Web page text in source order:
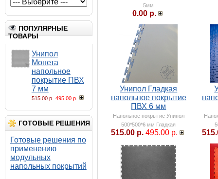
ПОПУЛЯРНЫЕ
ТОВАРЫ
Унипол
Монета
напольное
покрытие ПВХ
7 мм
515.00 р. 495.00 р.
ГОТОВЫЕ РЕШЕНИЯ
Готовые решения по
применению
модульных
напольных покрытий
5мм
0.00 р.
Унипол Гладкая
напольное покрытие
ПВХ 6 мм
Напольное покрытие Унипол
500*500*6 мм Гладкая
515.00 р. 495.00 р.